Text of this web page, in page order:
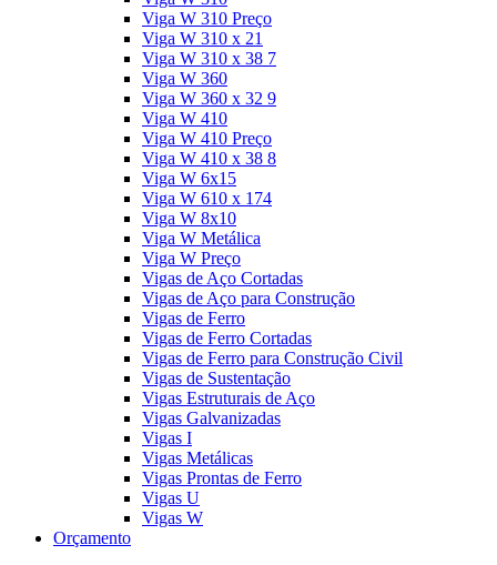
Viga W 310 Preço
Viga W 310 x 21
Viga W 310 x 38 7
Viga W 360
Viga W 360 x 32 9
Viga W 410
Viga W 410 Preço
Viga W 410 x 38 8
Viga W 6x15
Viga W 610 x 174
Viga W 8x10
Viga W Metálica
Viga W Preço
Vigas de Aço Cortadas
Vigas de Aço para Construção
Vigas de Ferro
Vigas de Ferro Cortadas
Vigas de Ferro para Construção Civil
Vigas de Sustentação
Vigas Estruturais de Aço
Vigas Galvanizadas
Vigas I
Vigas Metálicas
Vigas Prontas de Ferro
Vigas U
Vigas W
Orçamento